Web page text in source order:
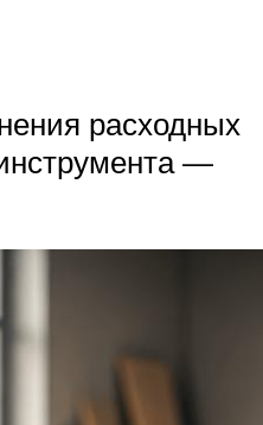
расходных
—